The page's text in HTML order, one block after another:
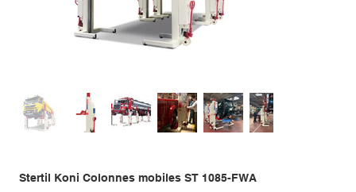
Stertil Koni Colonnes mobiles ST 1085-FWA